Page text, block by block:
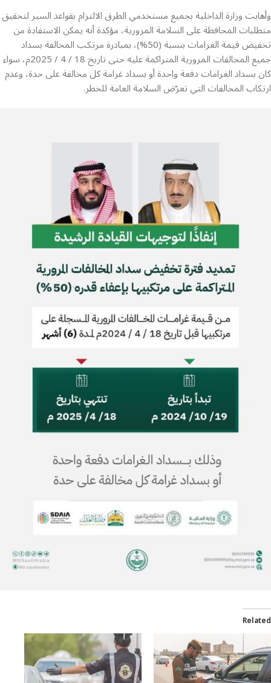
وأهابت وزارة الداخلية بجميع مستخدمي الطرق الالتزام بقواعد السير لتحقيق
متطلبات المحافظة على السلامة المرورية، مؤكدة أنه يمكن الاستفادة من
تخفيض قيمة الغرامات بنسبة (50%)، بمبادرة مرتكب المخالفة بسداد
جميع المخالفات المرورية المتراكمة عليه حتى تاريخ 18 / 4 / 2025م، سواء
كان بسداد الغرامات دفعة واحدة أو بسداد غرامة كل مخالفة على حدة، وعدم
ارتكاب المخالفات التي تعرّض السلامة العامة للخطر.
Related